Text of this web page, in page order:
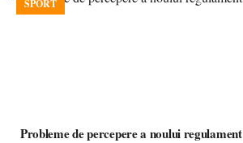
SPORT
Probleme de percepere a noului regulament